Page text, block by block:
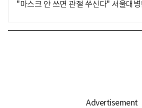
"마스크 안 쓰면 관절 쑤신다" 서울대